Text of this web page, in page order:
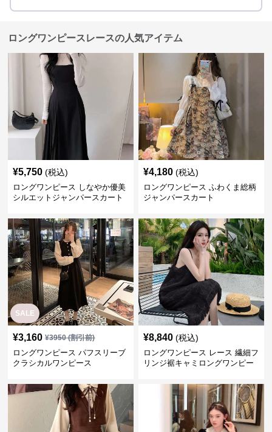
ロングワンピースレースの人気アイテム
¥5,750 (税込)
ロングワンピース しなやか優美
シルエットジャンパースカート
¥4,180 (税込)
ロングワンピース ふわくま総柄
ジャンパースカート
SALE
¥3,160 ¥3950(割引前)
ロングワンピース パフスリーブ
クラシカルワンピース
¥8,840 (税込)
ロングワンピース レース 繊細フ
リンジ裾キャミロングワンピー